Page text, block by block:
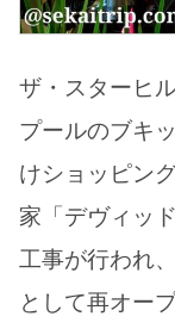
ザ・スターヒ
プールのブキ
けショッピン
家「デヴィッ
工事が行われ
として再オープ